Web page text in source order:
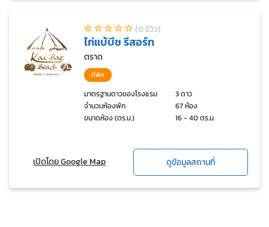
(0 รีวิว)
ไก่แบ้บีช รีสอร์ท
ตราด
ที่พัก
มาตรฐานดาวของโรงแรม
3 ดาว
จำนวนห้องพัก
67 ห้อง
ขนาดห้อง (ตร.ม.)
16 - 40 ตร.ม.
เปิดโดย Google Map ดูข้อมูลสถานที่